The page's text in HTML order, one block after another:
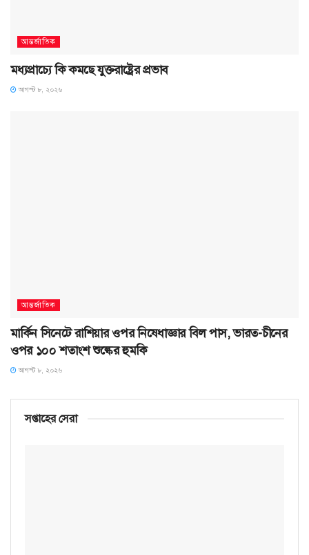
আন্তর্জাতিক
মধ্যপ্রাচ্যে কি কমছে যুক্তরাষ্ট্রের প্রভাব
আগস্ট ৮, ২০২৬
আন্তর্জাতিক
মার্কিন সিনেটে রাশিয়ার ওপর নিষেধাজ্ঞার বিল পাস, ভারত-চীনের
ওপর ১০০ শতাংশ শুল্কের হুমকি
আগস্ট ৮, ২০২৬
সপ্তাহের সেরা